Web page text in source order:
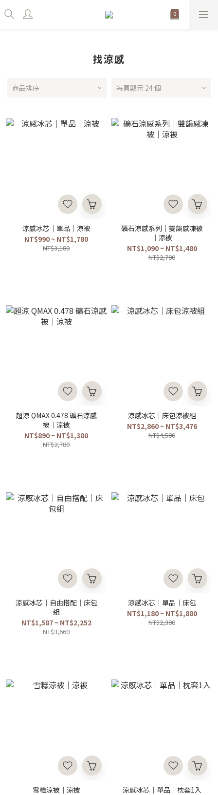
找涼感
商品排序 每頁顯示 24 個
涼感冰芯｜單品｜涼被
NT$990 ~ NT$1,780
NT$3,180
礦石涼感系列｜雙韻感凍被
｜涼被
NT$1,090 ~ NT$1,480
NT$2,780
超涼 QMAX 0.478 礦石涼感
被｜涼被
NT$890 ~ NT$1,380
NT$2,780
涼感冰芯｜床包涼被組
NT$2,860 ~ NT$3,476
NT$4,580
涼感冰芯｜自由搭配｜床包
組
NT$1,587 ~ NT$2,252
NT$3,660
涼感冰芯｜單品｜床包
NT$1,180 ~ NT$1,880
NT$2,380
雪糕涼被｜涼被
涼感冰芯｜單品｜枕套1入